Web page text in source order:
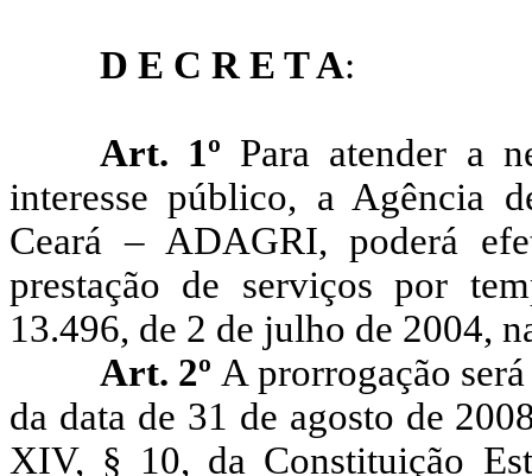
D E C R E T A:
Art. 1º Para atender a
interesse público, a Agência
Ceará – ADAGRI, poderá
prestação de serviços por
13.496, de 2 de julho de 2004,
Art. 2º A prorrogação
da data de 31 de agosto de
XIV, § 10, da Constituição